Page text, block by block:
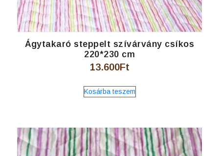
Ágytakaró steppelt szívárvány csíkos
220*230 cm
13.600Ft
Kosárba teszem